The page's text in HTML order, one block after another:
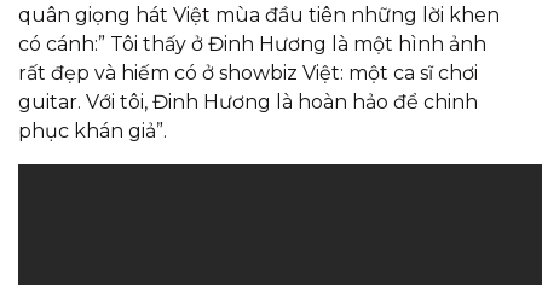
quân giọng hát Việt mùa đầu tiên những lời khen
có cánh:” Tôi thấy ở Đinh Hương là một hình ảnh
rất đẹp và hiếm có ở showbiz Việt: một ca sĩ chơi
guitar. Với tôi, Đinh Hương là hoàn hảo để chinh
phục khán giả”.